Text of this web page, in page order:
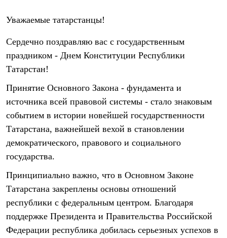
Уважаемые татарстанцы!
Сердечно поздравляю вас с государственным
праздником - Днем Конституции Республики
Татарстан!
Принятие Основного Закона - фундамента и
источника всей правовой системы - стало знаковым
событием в истории новейшей государственности
Татарстана, важнейшей вехой в становлении
демократического, правового и социального
государства.
Принципиально важно, что в Основном Законе
Татарстана закреплены основы отношений
республики с федеральным центром. Благодаря
поддержке Президента и Правительства Российской
Федерации республика добилась серьезных успехов в